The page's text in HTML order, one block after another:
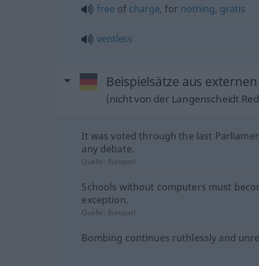
free of charge, for nothing, gratis
ventless
Beispielsätze aus
(nicht von der Langenscheidt
It was voted through the last
any debate.
Quelle: Europarl
Schools without computers must
exception.
Quelle: Europarl
Bombing continues ruthlessly and